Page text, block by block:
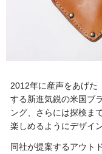
2012年に産声をあげた
する新進気鋭の米国ブ
ング、さらには探検ま
楽しめるようにデザイ
同社が提案するアウト